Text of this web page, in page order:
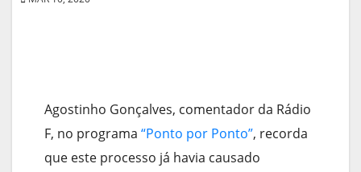
Agostinho Gonçalves, comentador da Rádio
F, no programa “Ponto por Ponto”, recorda
que este processo já havia causado